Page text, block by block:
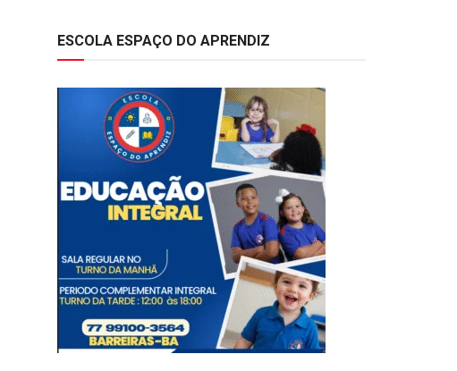
ESCOLA ESPAÇO DO APRENDIZ